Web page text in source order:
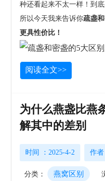
种还看起来不太一样！到
所以今天我来告诉你疏盏
更具性价比！
阅读全文>>
为什么燕盏比燕
解其中的差别
时间 ：2025-4-2 作
分类： 燕窝区别